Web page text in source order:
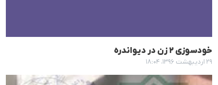
خودسوزی ٢ زن در دیواندرە
۲۹ اردیبهشت ۱۳۹۶، ۱۸:۰۴